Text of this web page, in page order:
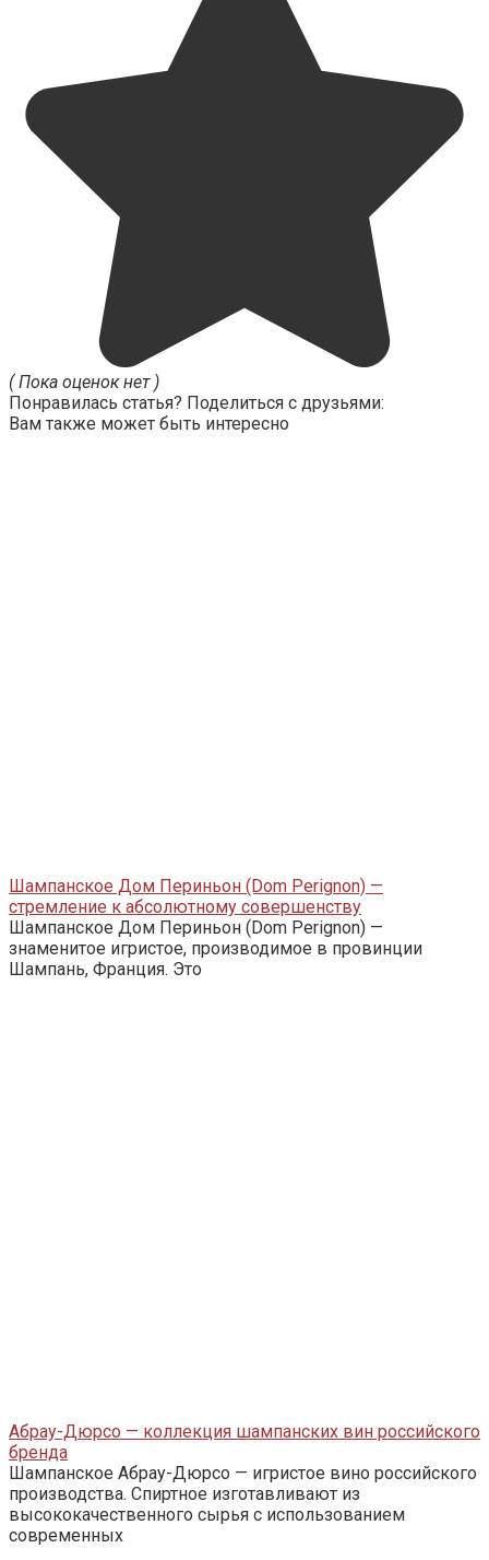
( Пока оценок нет )
Понравилась статья? Поделиться с друзьями:
Вам также может быть интересно
Шампанское Дом Периньон (Dom Perignon) —
стремление к абсолютному совершенству
Шампанское Дом Периньон (Dom Perignon) —
знаменитое игристое, производимое в провинции
Шампань, Франция. Это
Абрау-Дюрсо — коллекция шампанских вин российского
бренда
Шампанское Абрау-Дюрсо — игристое вино российского
производства. Спиртное изготавливают из
высококачественного сырья с использованием
современных